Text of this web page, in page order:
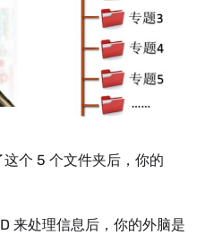
个 5 个文件夹后，你的
来处理信息后，你的外脑是